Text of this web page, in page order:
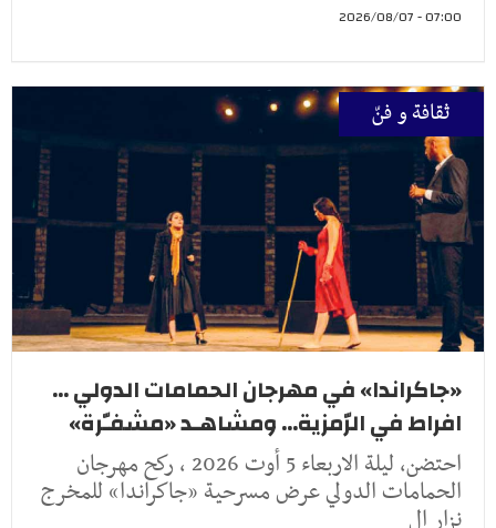
07:00 - 2026/08/07
ثقافة و فنّ
«جاكراندا» في مهرجان الحمامات الدولي ...
افراط في الرّمزية... ومشاهـد «مشفـّرة»
احتضن، ليلة الاربعاء 5 أوت 2026 ، ركح مهرجان
الحمامات الدولي عرض مسرحية «جاكراندا» للمخرج